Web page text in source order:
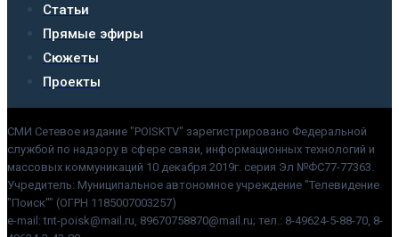
Статьи
Прямые эфиры
Сюжеты
Проекты
СМИ Сетевое издание "POISKTV" зарегистрировано Федеральной
службой по надзору в сфере связи, информационных технологий и
массовых коммуникаций 10 декабря 2019г. серия Эл №ФС77-77363.
Учредитель: Муниципальное автономное учреждение "Телевидение
"Поиск"" (ОГРН 1185007003257)
e-mail: tnt-poisk@mail.ru, 89670758870@mail.ru; тел.: 8-49624-5-88-70, 8-